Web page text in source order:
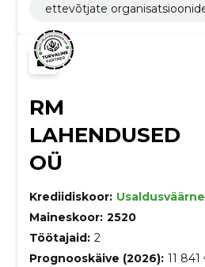
ettevõtjate
RM
LAHENDUSED
OÜ
Krediidiskoor: Usaldusväärne
Maineskoor: 2520
Töötajaid: 2
Prognooskäive (2026): 11 841